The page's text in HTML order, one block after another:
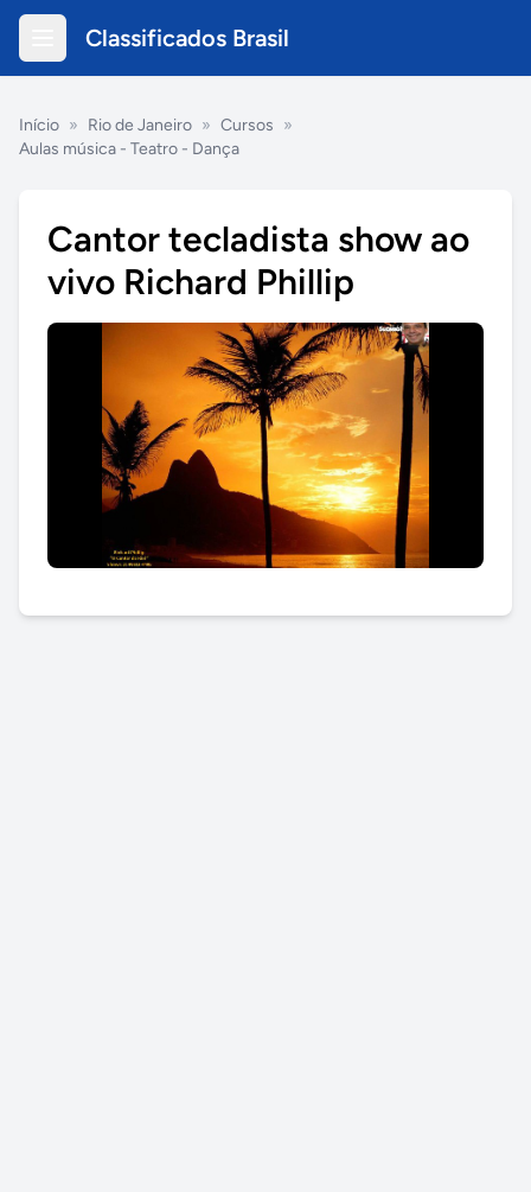
Classificados Brasil
Início » Rio de Janeiro » Cursos »
Aulas música - Teatro - Dança
Cantor tecladista show ao
vivo Richard Phillip